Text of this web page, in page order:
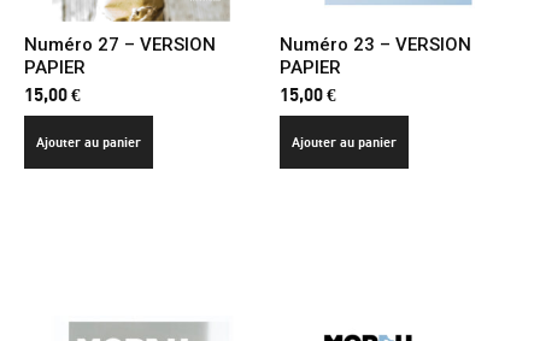
Numéro 27 – VERSION
PAPIER
15,00€
Ajouter au panier
Numéro 23 – VERSION
PAPIER
15,00€
Ajouter au panier